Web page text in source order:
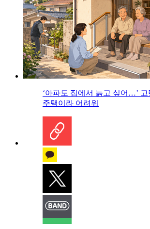
‘아파도 집에서 늙고 싶어…’ 고
주택이라 어려워